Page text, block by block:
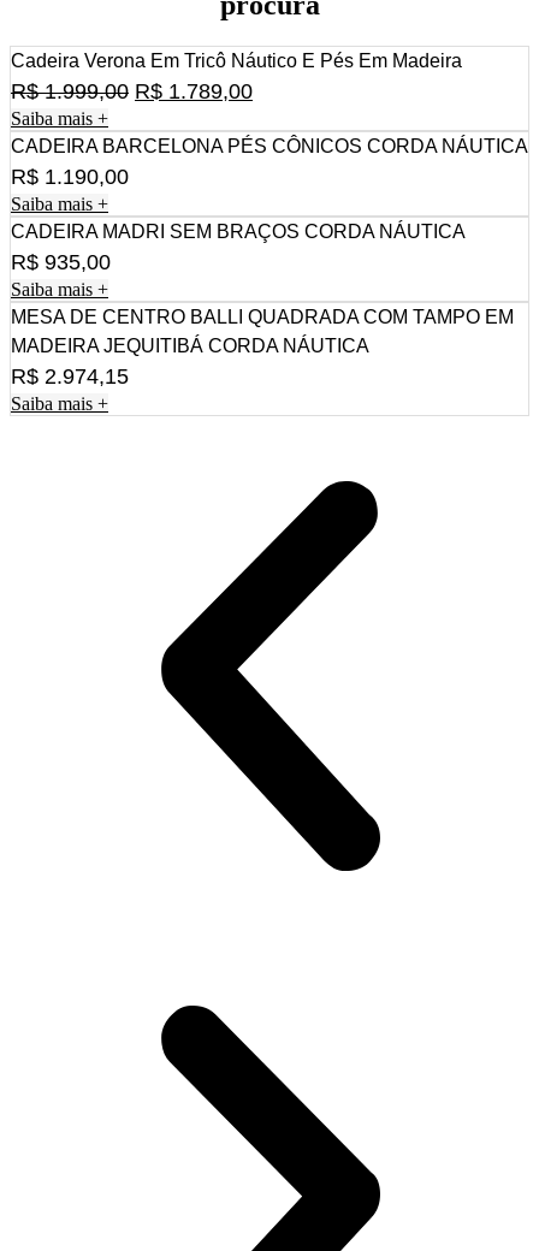
Cadeira Verona Em Tricô Náutico E Pés Em Madeira
R$1.999,00 O
original
R$ 1.999,00.
R$ 1.789,00O
atual
R$ 1.789,00.
Saiba mais +
CADEIRA BARCELONA PÉS CÔNICOS CORDA NÁUTICA
R$ 1.190,00
Saiba mais +
CADEIRA MADRI SEM BRAÇOS CORDA NÁUTICA
R$ 935,00
Saiba mais +
MESA DE CENTRO BALLI QUADRADA COM TAMPO EM
MADEIRA JEQUITIBÁ CORDA NÁUTICA
R$ 2.974,15
Saiba mais +